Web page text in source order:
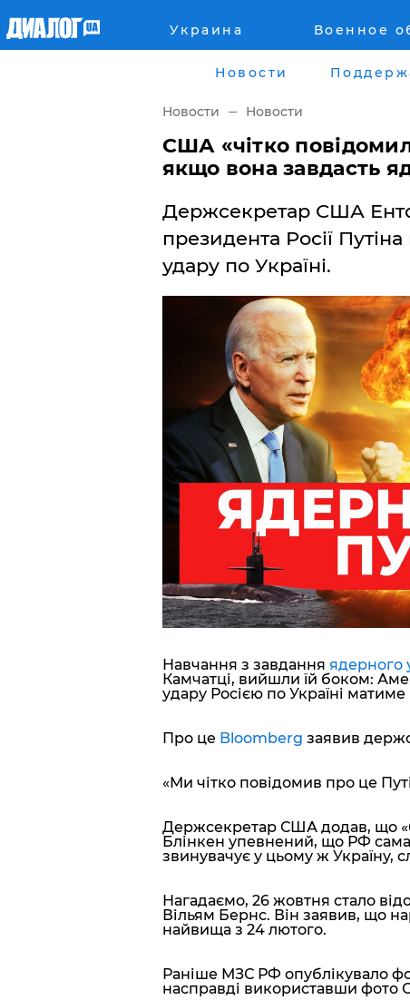
Украина Военное
Военное обозрение
Города
Луганск
Киев
Харьков
Днепр
Львов
Одесса
Новости
Новости Новости
США «чітко
якщо вона завдасть
Держсекретар США
президента Росії
удару по Україні.
Навчання з завдання ядерного
Камчатці, вийшли їй боком:
удару Росією по Україні
Про це Bloomberg заявив
«Ми чітко повідомив про це
Держсекретар США додав, що
Блінкен упевнений, що РФ сама
звинувачує у цьому ж Україну,
Нагадаємо, 26 жовтня стало
Вільям Бернс. Він заявив, що
найвища з 24 лютого.
Раніше МЗС РФ опублікувало
насправді використавши фото